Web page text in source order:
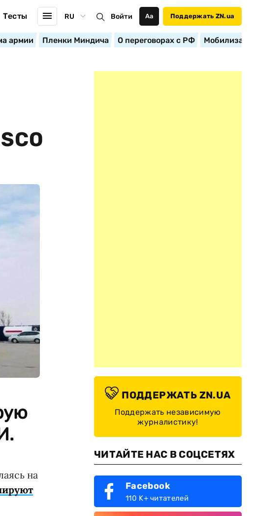
Тесты RU Войти Аа Поддержать ZN.ua
армии Пленки Миндича О переговорах с РФ
на
ПОДДЕРЖАТЬ ZN.UA
Поддержать независимую
журналистику!
ЧИТАЙТЕ НАС В СОЦСЕТЯХ
Facebook
110 K+ читателей